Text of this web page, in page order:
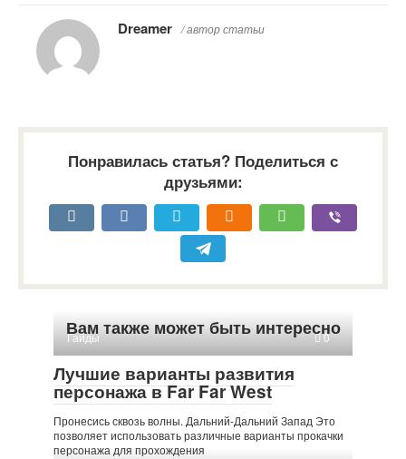
Dreamer / автор статьи
Понравилась статья? Поделиться с
друзьями:
Вам также может быть интересно
Гайды 0
Лучшие варианты развития
персонажа в Far Far West
Пронесись сквозь волны. Дальний-Дальний Запад Это
позволяет использовать различные варианты прокачки
персонажа для прохождения